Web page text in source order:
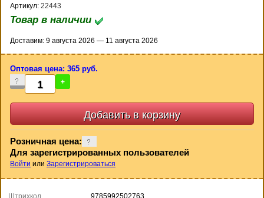
Артикул: 22443
Товар в наличии
Доставим: 9 августа 2026 — 11 августа 2026
Оптовая цена: 365 руб.
- +
Розничная цена:
Для зарегистрированных пользователей
Войти или Зарегистрироваться
Штрихкод
9785992502763